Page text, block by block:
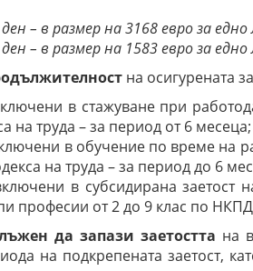
– в размер на 3168 евро за
– в размер на 1583 евро за
на осигурената
в стажуване при
на труда – за период от 6 месеца;
в обучение по време на
на труда – за период до 6
в субсидирана заетост
професии от 2 до 9 клас по
да запази заетостта на
на подкрепената заетост,